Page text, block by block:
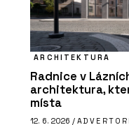
ARCHITEKTURA
Radnice v
architektura,
místa
12. 6. 2026 /